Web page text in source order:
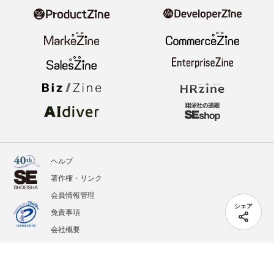
シェア
ヘルプ
著作権・リンク
会員情報管理
免責事項
会社概要